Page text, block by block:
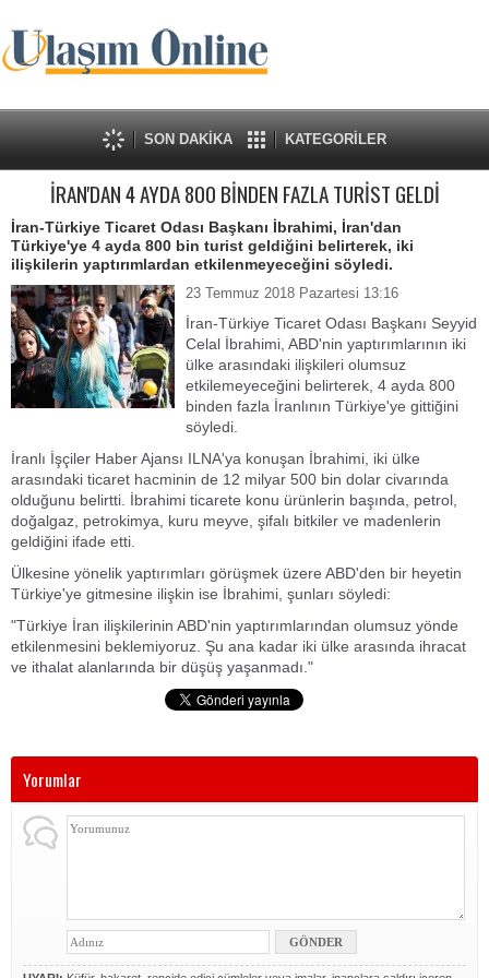
SON DAKİKA KATEGORİLER
İRAN'DAN 4 AYDA 800 BİNDEN FAZLA TURİST GELDİ
İran-Türkiye Ticaret Odası Başkanı İbrahimi, İran'dan
Türkiye'ye 4 ayda 800 bin turist geldiğini belirterek, iki
ilişkilerin yaptırımlardan etkilenmeyeceğini söyledi.
23 Temmuz 2018 Pazartesi 13:16
İran-Türkiye Ticaret Odası Başkanı Seyyid
Celal İbrahimi, ABD'nin yaptırımlarının iki
ülke arasındaki ilişkileri olumsuz
etkilemeyeceğini belirterek, 4 ayda 800
binden fazla İranlının Türkiye'ye gittiğini
söyledi.
İranlı İşçiler Haber Ajansı ILNA'ya konuşan İbrahimi, iki ülke
arasındaki ticaret hacminin de 12 milyar 500 bin dolar civarında
olduğunu belirtti. İbrahimi ticarete konu ürünlerin başında, petrol,
doğalgaz, petrokimya, kuru meyve, şifalı bitkiler ve madenlerin
geldiğini ifade etti.
Ülkesine yönelik yaptırımları görüşmek üzere ABD'den bir heyetin
Türkiye'ye gitmesine ilişkin ise İbrahimi, şunları söyledi:
"Türkiye İran ilişkilerinin ABD'nin yaptırımlarından olumsuz yönde
etkilenmesini beklemiyoruz. Şu ana kadar iki ülke arasında ihracat
ve ithalat alanlarında bir düşüş yaşanmadı."
Yorumlar